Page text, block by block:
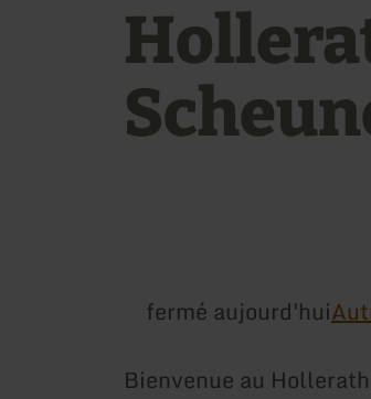
fermé aujourd'hui
Bienvenue au